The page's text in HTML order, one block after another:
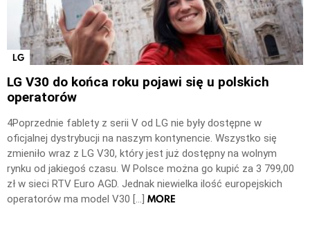
LG
LG V30 do końca roku pojawi się u polskich
operatorów
4Poprzednie fablety z serii V od LG nie były dostępne w
oficjalnej dystrybucji na naszym kontynencie. Wszystko się
zmieniło wraz z LG V30, który jest już dostępny na wolnym
rynku od jakiegoś czasu. W Polsce można go kupić za 3 799,00
zł w sieci RTV Euro AGD. Jednak niewielka ilość europejskich
operatorów ma model V30 […] MORE